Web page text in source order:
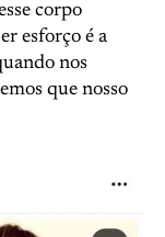
corpo
esforço é a
nos
que nosso